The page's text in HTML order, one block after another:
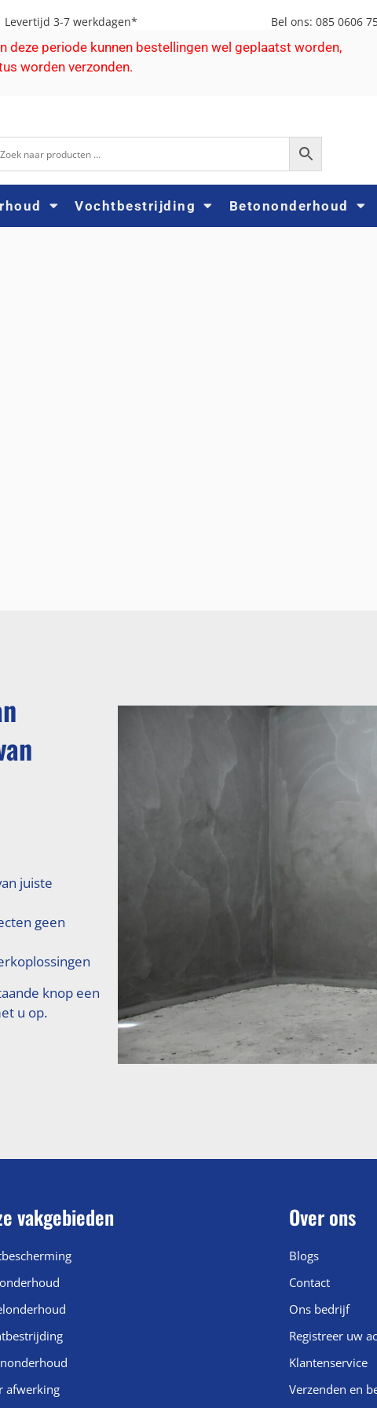
Levertijd 3-7 werkdagen* Bel ons: 085 0606
deze periode kunnen bestellingen wel geplaatst worden,
worden verzonden.
Vochtbestrijding Betononderhoud
juiste
geen
knop een
u op.
vakgebieden
afwerking
Over ons
Blogs
Contact
Ons bedrijf
Registreer uw
Klantenservice
Verzenden en